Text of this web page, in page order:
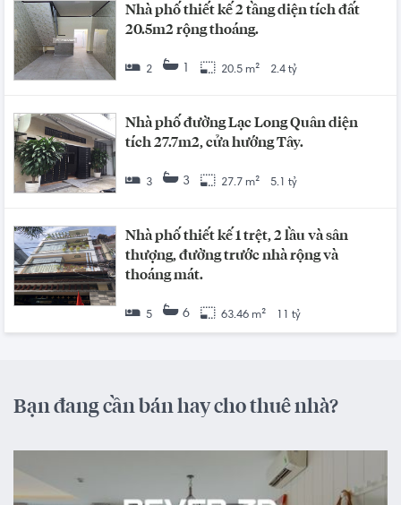
Nhà phố thiết kế 2 tầng diện tích đất
20.5m2 rộng thoáng.
2 1 20.5 m² 2.4 tỷ
Nhà phố đường Lạc Long Quân diện
tích 27.7m2, cửa hướng Tây.
3 3 27.7 m² 5.1 tỷ
Nhà phố thiết kế 1 trệt, 2 lầu và sân
thượng, đường trước nhà rộng và
thoáng mát.
5 6 63.46 m² 11 tỷ
Bạn đang cần bán hay cho thuê nhà?